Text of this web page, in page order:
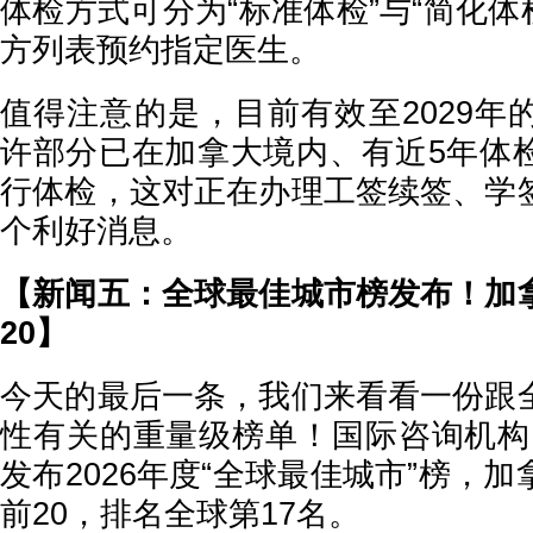
体检方式可分为“标准体检”与“简化
方列表预约指定医生。
值得注意的是，目前有效至2029年
许部分已在加拿大境内、有近5年体
行体检，这对正在办理工签续签、学
个利好消息。
【新闻五：全球最佳城市榜发布！
20】
今天的最后一条，我们来看看一份跟
性有关的重量级榜单！国际咨询机
发布2026年度“全球最佳城市”榜，
前20，排名全球第17名。